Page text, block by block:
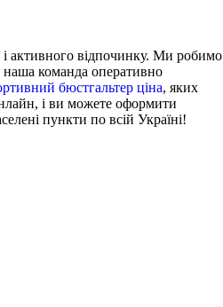
і активного відпочинку. Ми робимо
наша команда оперативно
бюстгальтер ціна, яких
і ви можете оформити
пункти по всій Україні!